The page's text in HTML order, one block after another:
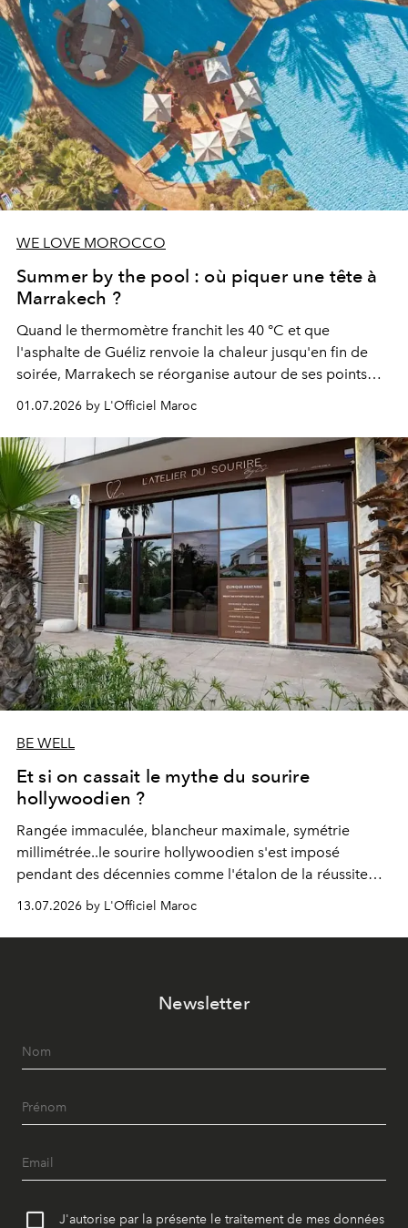
WE LOVE MOROCCO
Summer by the pool : où piquer une tête à
Marrakech ?
Quand le thermomètre franchit les 40 °C et que
l'asphalte de Guéliz renvoie la chaleur jusqu'en fin de
soirée, Marrakech se réorganise autour de ses points
d'eau. À l'Hivernage, le Es Saadi Marrakech Resort ouvre
les portes de son parc de huit hectares et de sa piscine
lagon de 2 400 m² avec trois formules Palace Day Pass
qui permettent d'y passer la journée.
01.07.2026 by L'Officiel Maroc
BE WELL
Et si on cassait le mythe du sourire
hollywoodien ?
Rangée immaculée, blancheur maximale, symétrie
millimétrée..le sourire hollywoodien s'est imposé
pendant des décennies comme l'étalon de la réussite
esthétique. Mais ce que l'on prenait pour un idéal se
révèle être un standard, qui, par définition, gomme ce
qui nous distingue. Aujourd'hui, la dentisterie change de
13.07.2026 by L'Officiel Maroc
Newsletter
J'autorise par la présente le traitement de mes données